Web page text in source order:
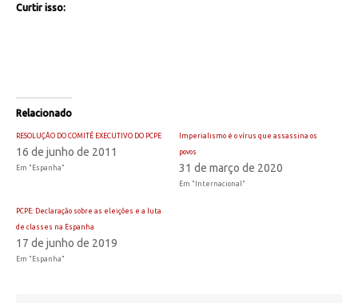
Curtir isso:
Relacionado
RESOLUÇÃO DO COMITÊ EXECUTIVO DO PCPE
16 de junho de 2011
Em "Espanha"
Imperialismo é o vírus que assassina os
povos
31 de março de 2020
Em "Internacional"
PCPE: Declaração sobre as eleições e a luta
de classes na Espanha
17 de junho de 2019
Em "Espanha"